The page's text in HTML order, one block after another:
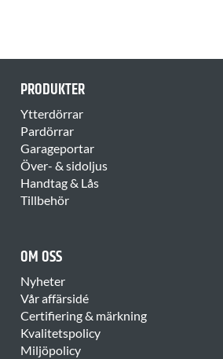
PRODUKTER
Ytterdörrar
Pardörrar
Garageportar
Över- & sidoljus
Handtag & Lås
Tillbehör
OM OSS
Nyheter
Vår affärsidé
Certifiering & märkning
Kvalitetspolicy
Miljöpolicy